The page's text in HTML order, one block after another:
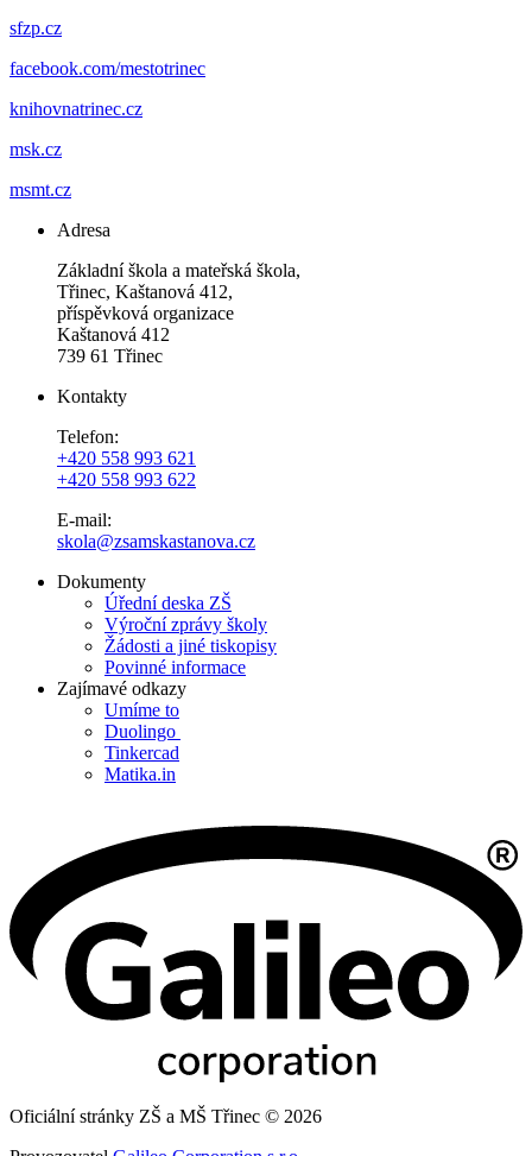
sfzp.cz
facebook.com/mestotrinec
knihovnatrinec.cz
msk.cz
msmt.cz
Adresa
Základní škola a mateřská škola,
Třinec, Kaštanová 412,
příspěvková organizace
Kaštanová 412
739 61 Třinec
Kontakty
Telefon:
+420 558 993 621
+420 558 993 622
E-mail:
skola@zsamskastanova.cz
Dokumenty
Úřední deska ZŠ
Výroční zprávy školy
Žádosti a jiné tiskopisy
Povinné informace
Zajímavé odkazy
Umíme to
Duolingo
Tinkercad
Matika.in
Oficiální stránky ZŠ a MŠ Třinec © 2026